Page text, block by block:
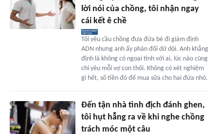
lời nói của chồng, tôi nhận ngay
cái kết ê chề
Tôi yêu cầu chồng đưa đứa bé đi giám định
ADN nhưng anh ấy phản đối dữ dội. Anh khẳng
định là không có ngoại tình với ai, lúc nào cũng
chỉ yêu mỗi vợ con thôi. Không có xét nghiệm
gì hết, số tiền đó để mua sữa cho hai đứa nhỏ.
Đến tận nhà tình địch đánh ghen,
tôi hụt hẫng ra về khi nghe chồng
trách móc một câu